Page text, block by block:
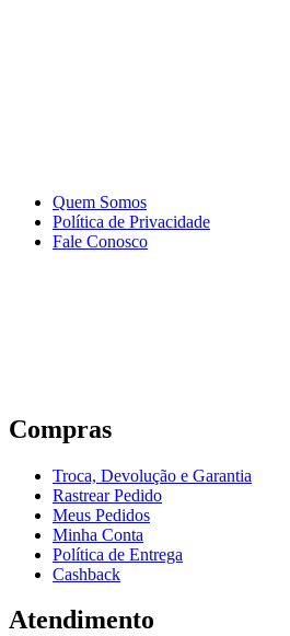
Quem Somos
Política de Privacidade
Fale Conosco
Compras
Troca, Devolução e Garantia
Rastrear Pedido
Meus Pedidos
Minha Conta
Política de Entrega
Cashback
Atendimento